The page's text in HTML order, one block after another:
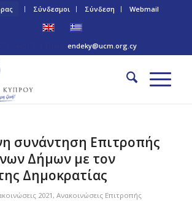
Σύνδεσμοι Σύνδεση Webmail
endeky@ucm.org.cy
συνάντηση Επιτροπής
Δήμων με τον
Δημοκρατίας
2021 , Ανακοινώσεις Επιτροπής